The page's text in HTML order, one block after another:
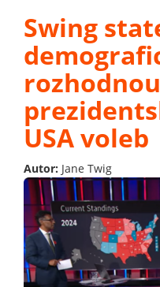
Swing
USA voleb
Autor: Jane Twig